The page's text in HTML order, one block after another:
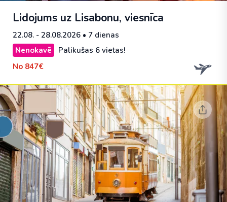
Lidojums uz Lisabonu, viesnīca
22.08. - 28.08.2026 • 7 dienas
Nenokavē
Palikušas 6 vietas!
No 847€